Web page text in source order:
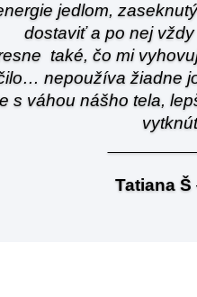
jedlom,
dostaviť a po nej
také, čo mi
nepoužíva žiadne
s váhou nášho tela,
Tatiana Š